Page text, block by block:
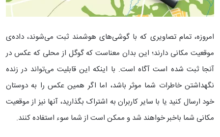
امروزه، تمام تصاویری که با گوشی‌های هوشمند ثبت می‌شوند، داده‌ی
موقعیت مکانی دارند؛ این بدان معناست که گوگل از محلی که عکس در
آنجا ثبت شده است آگاه است. با اینکه این قابلیت می‌تواند در زنده
‌نگهداشتن خاطرات شما موثر باشد، اما اگر همین عکس را به دوستان
خود ارسال کنید یا با سایر کاربران به اشتراک بگذارید، آنها نیز از موقعیت
مکانی شما باخبر خواهند شد و ممکن است از شما سوء استفاده کنند.